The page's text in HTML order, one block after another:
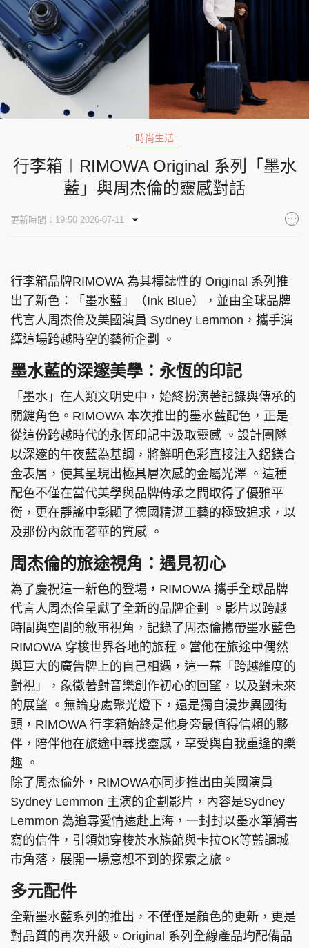
時尚生活
行李箱︱RIMOWA Original 系列「墨水
藍」與周杰倫的靈感對話
更新時間：19:50 2026-07-11
行李箱品牌RIMOWA 為其標誌性的 Original 系列推
出了新色：「墨水藍」（Ink Blue），並由全球品牌
代言人周杰倫及美國演員 Sydney Lemmon，攜手演
繹這場跨越時空的藝術企劃 。
墨水藍的深邃美學：永恆的印記
「墨水」在人類文明史中，始終扮演著記錄與傳承的
關鍵角色。RIMOWA 本次推出的墨水藍配色，正是
從這份跨越時代的永恆印記中汲取靈感 。設計團隊
以深邃的午夜藍為基調，將鮮明色彩直接注入鋁鎂合
金表層，使其呈現出極具層次感的金屬光澤 。這種
配色不僅在當代美學與品牌傳承之間取得了優雅平
衡，更在靜謐中彰顯了德國精湛工藝的極致追求，以
及那份內斂而奢華的質感 。
周杰倫的旅途視角：遇見初心
為了慶祝這一新色的登場，RIMOWA 攜手全球品牌
代言人周杰倫呈獻了全新的品牌企劃 。影片以跨越
時間與空間的敘事視角，記錄了周杰倫攜帶墨水藍色
RIMOWA 穿梭世界各地的旅程。當他在旅途中偶然
與巨大的廣告牌上的自己相遇，這一幕「跨越維度的
對視」，象徵著對音樂創作初心的回望，以及對未來
的展望 。無論身處聚光燈下，還是獨自漫步異國街
頭，RIMOWA 行李箱始終是他身旁最值得信賴的夥
伴，陪伴他在旅途中尋找靈感，享受與自我重逢的樂
趣 。
除了周杰倫外，RIMOWA亦同步推出由美國演員
Sydney Lemmon 主演的企劃影片，內容是Sydney
Lemmon 為追尋愛情遠赴上海，一封封以墨水筆觸書
寫的信件，引領她穿梭於水族館與卡拉OK等藍調城
市角落，展開一場意想不到的探索之旅。
多元配件
全新墨水藍系列的推出，不僅僅是顏色的更新，更是
對品質的再次升級。Original 系列全線產品均配備品